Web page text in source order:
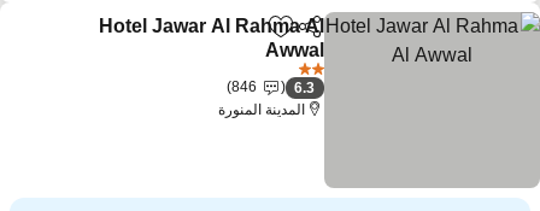
مشاركةAdd to favorites
Hotel Jawar Al Rahma Al
Awwal
6.3
846
المدينة المنورة